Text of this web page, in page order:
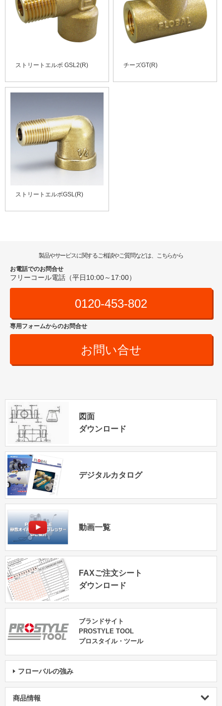
ストリートエルボ GSL2(R) チーズGT(R)
ストリートエルボGSL(R)
製品やサービスに関するご相談やご質問などは、こちらから
お電話でのお問合せ
フリーコール電話（平日10:00～17:00）
0120-453-802
専用フォームからのお問合せ
お問い合せ
図面
ダウンロード
デジタルカタログ
動画一覧
FAXご注文シート
ダウンロード
ブランドサイト
PROSTYLE TOOL
プロスタイル・ツール
フローバルの強み
商品情報